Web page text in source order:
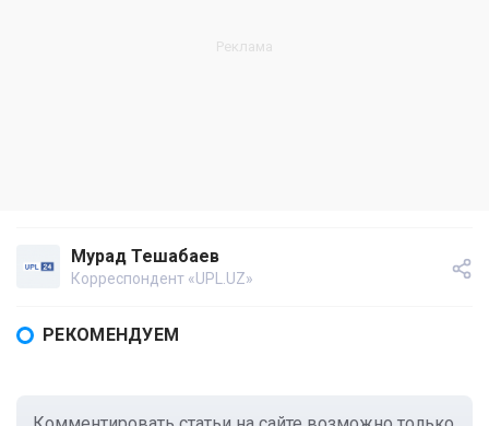
Мурад Тешабаев
Корреспондент «UPL.UZ»
РЕКОМЕНДУЕМ